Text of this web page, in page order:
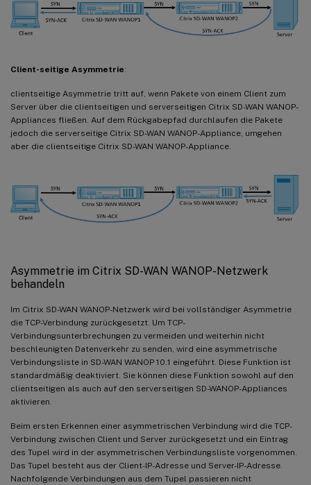
Client-seitige Asymmetrie:
clientseitige Asymmetrie tritt auf, wenn Pakete von einem Client zum
Server über die clientseitigen und serverseitigen Citrix SD-WAN WANOP-
Appliances fließen. Auf dem Rückgabepfad durchlaufen die Pakete
jedoch die serverseitige Citrix SD-WAN WANOP-Appliance, umgehen
aber die clientseitige Citrix SD-WAN WANOP-Appliance.
Asymmetrie im Citrix SD-WAN WANOP-Netzwerk
behandeln
Im Citrix SD-WAN WANOP-Netzwerk wird bei vollständiger Asymmetrie
die TCP-Verbindung zurückgesetzt. Um TCP-
Verbindungsunterbrechungen zu vermeiden und weiterhin nicht
beschleunigten Datenverkehr zu senden, wird eine asymmetrische
Verbindungsliste in SD-WAN WANOP 10.1 eingeführt. Diese Funktion ist
standardmäßig deaktiviert. Sie können diese Funktion sowohl auf den
clientseitigen als auch auf den serverseitigen SD-WANOP-Appliances
aktivieren.
Beim ersten Erkennen einer asymmetrischen Verbindung wird die TCP-
Verbindung zwischen Client und Server zurückgesetzt und ein Eintrag
des Tupel wird in der asymmetrischen Verbindungsliste vorgenommen.
Das Tupel besteht aus der Client-IP-Adresse und Server-IP-Adresse.
Nachfolgende Verbindungen aus dem Tupel passieren nicht